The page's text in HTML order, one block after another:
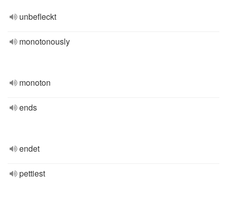
unbefleckt
monotonously
monoton
ends
endet
pettiest